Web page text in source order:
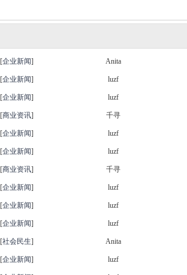
[企业新闻] Anita
[企业新闻] luzf
[企业新闻] luzf
[商业资讯] 千寻
[企业新闻] luzf
[企业新闻] luzf
[商业资讯] 千寻
[企业新闻] luzf
[企业新闻] luzf
[企业新闻] luzf
[社会民生] Anita
[企业新闻] luzf